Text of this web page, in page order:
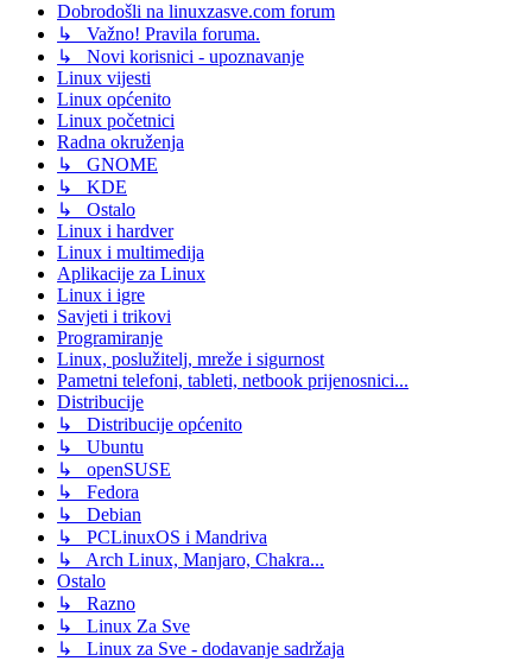
Dobrodošli na linuxzasve.com forum
↳ Važno! Pravila foruma.
↳ Novi korisnici - upoznavanje
Linux vijesti
Linux općenito
Linux početnici
Radna okruženja
↳ GNOME
↳ KDE
↳ Ostalo
Linux i hardver
Linux i multimedija
Aplikacije za Linux
Linux i igre
Savjeti i trikovi
Programiranje
Linux, poslužitelj, mreže i sigurnost
Pametni telefoni, tableti, netbook prijenosnici...
Distribucije
↳ Distribucije općenito
↳ Ubuntu
↳ openSUSE
↳ Fedora
↳ Debian
↳ PCLinuxOS i Mandriva
↳ Arch Linux, Manjaro, Chakra...
Ostalo
↳ Razno
↳ Linux Za Sve
↳ Linux za Sve - dodavanje sadržaja